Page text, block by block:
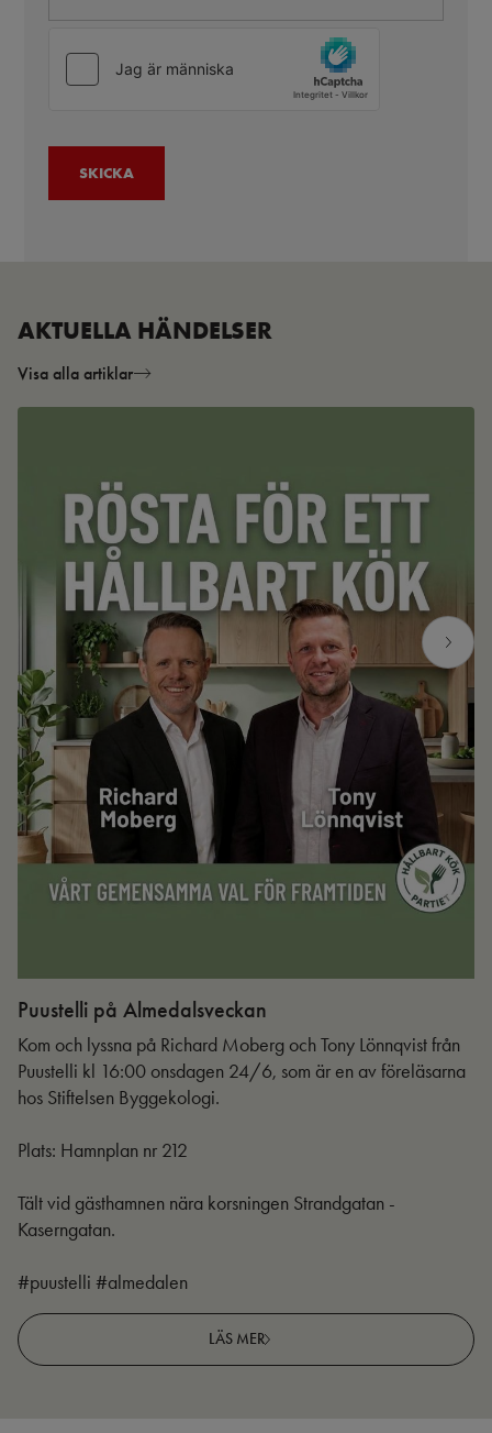
AKTUELLA HÄNDELSER
Visa alla artiklar
Puustelli på Almedalsveckan
Kom och lyssna på Richard Moberg och Tony Lönnqvist från
Puustelli kl 16:00 onsdagen 24/6, som är en av föreläsarna
hos Stiftelsen Byggekologi.
Plats: Hamnplan nr 212
Tält vid gästhamnen nära korsningen Strandgatan -
Kaserngatan.
#puustelli #almedalen
LÄS MER